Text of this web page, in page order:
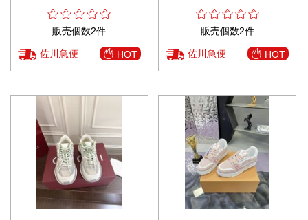
販売個数2件
佐川急便 HOT
販売個数2件
佐川急便 HOT